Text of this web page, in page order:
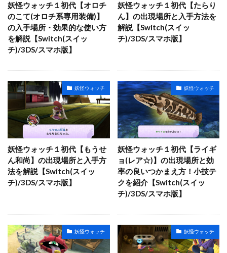
妖怪ウォッチ１初代【オロチ
のこて(オロチ系専用装備)】
の入手場所・効果的な使い方
を解説【Switch(スイッ
チ)/3DS/スマホ版】
妖怪ウォッチ１初代【たらり
ん】の出現場所と入手方法を
解説【Switch(スイッ
チ)/3DS/スマホ版】
妖怪ウォッチ
妖怪ウォッチ１初代【もうせ
ん和尚】の出現場所と入手方
法を解説【Switch(スイッ
チ)/3DS/スマホ版】
妖怪ウォッチ
妖怪ウォッチ１初代【ライギ
ョ(レア☆)】の出現場所と効
率の良いつかまえ方！小技テ
クを紹介【Switch(スイッ
チ)/3DS/スマホ版】
妖怪ウォッチ 妖怪ウォッチ